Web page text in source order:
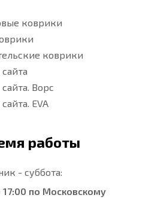
коврики
коврики
Ворс
EVA
работы
- суббота:
17:00 по Московскому